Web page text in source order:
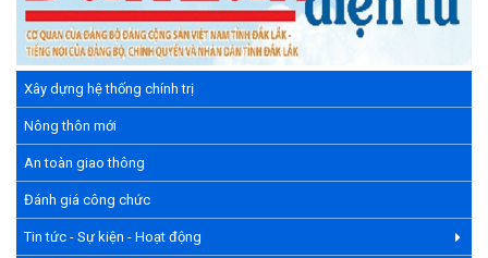
Xây dựng hệ thống chính trị
Nông thôn mới
An toàn giao thông
Đánh giá công chức
Tin tức - Sự kiện - Hoạt động